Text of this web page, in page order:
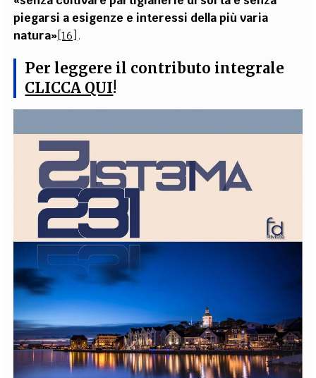
piegarsi a esigenze e interessi della più varia
natura»[16] .
Per leggere il contributo integrale
CLICCA QUI!